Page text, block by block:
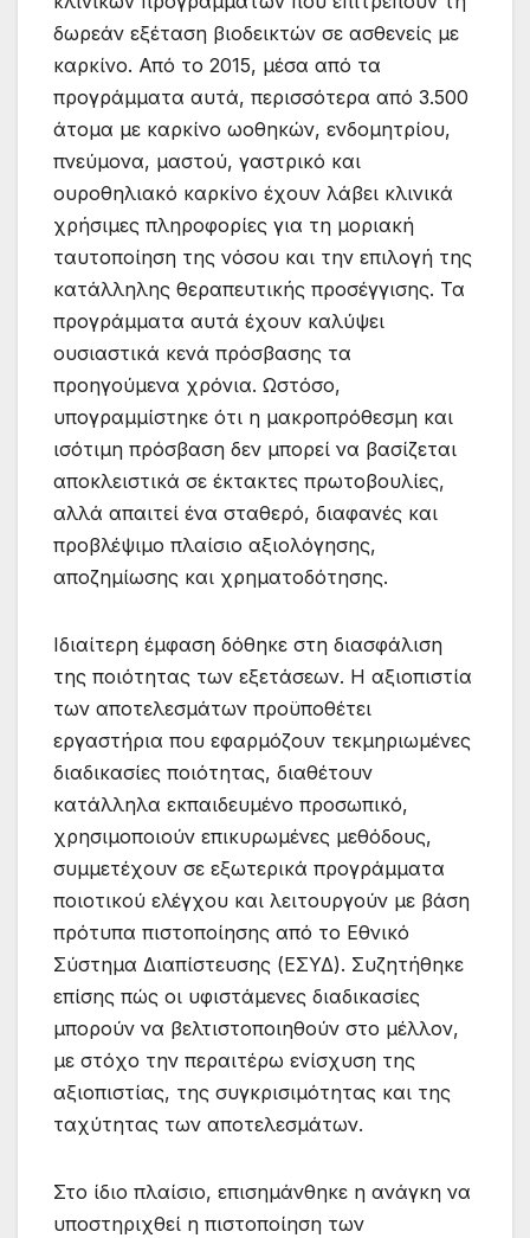
δωρεάν εξέταση βιοδεικτών σε ασθενείς με
καρκίνο. Από το 2015, μέσα από τα
προγράμματα αυτά, περισσότερα από 3.500
άτομα με καρκίνο ωοθηκών, ενδομητρίου,
πνεύμονα, μαστού, γαστρικό και
ουροθηλιακό καρκίνο έχουν λάβει κλινικά
χρήσιμες πληροφορίες για τη μοριακή
ταυτοποίηση της νόσου και την επιλογή της
κατάλληλης θεραπευτικής προσέγγισης. Τα
προγράμματα αυτά έχουν καλύψει
ουσιαστικά κενά πρόσβασης τα
προηγούμενα χρόνια. Ωστόσο,
υπογραμμίστηκε ότι η μακροπρόθεσμη και
ισότιμη πρόσβαση δεν μπορεί να βασίζεται
αποκλειστικά σε έκτακτες πρωτοβουλίες,
αλλά απαιτεί ένα σταθερό, διαφανές και
προβλέψιμο πλαίσιο αξιολόγησης,
αποζημίωσης και χρηματοδότησης.
Ιδιαίτερη έμφαση δόθηκε στη διασφάλιση
της ποιότητας των εξετάσεων. Η αξιοπιστία
των αποτελεσμάτων προϋποθέτει
εργαστήρια που εφαρμόζουν τεκμηριωμένες
διαδικασίες ποιότητας, διαθέτουν
κατάλληλα εκπαιδευμένο προσωπικό,
χρησιμοποιούν επικυρωμένες μεθόδους,
συμμετέχουν σε εξωτερικά προγράμματα
ποιοτικού ελέγχου και λειτουργούν με βάση
πρότυπα πιστοποίησης από το Εθνικό
Σύστημα Διαπίστευσης (ΕΣΥΔ). Συζητήθηκε
επίσης πώς οι υφιστάμενες διαδικασίες
μπορούν να βελτιστοποιηθούν στο μέλλον,
με στόχο την περαιτέρω ενίσχυση της
αξιοπιστίας, της συγκρισιμότητας και της
ταχύτητας των αποτελεσμάτων.
Στο ίδιο πλαίσιο, επισημάνθηκε η ανάγκη να
υποστηριχθεί η πιστοποίηση των